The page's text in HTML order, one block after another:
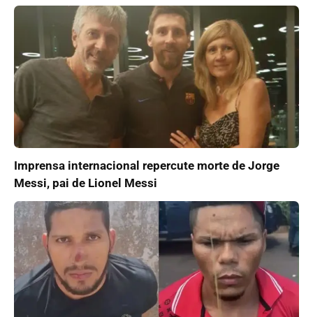
Imprensa internacional repercute morte de Jorge
Messi, pai de Lionel Messi